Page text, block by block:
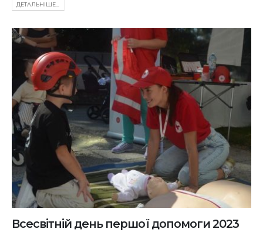
ДЕТАЛЬНIШЕ...
Всесвітній день першої допомоги 2023